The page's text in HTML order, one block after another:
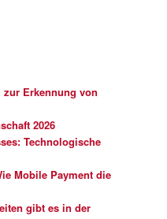
Erkennung von
2026
Technologische
Mobile Payment die
gibt es in der